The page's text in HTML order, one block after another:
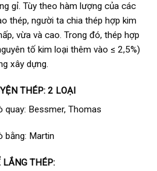
gỉ. Tùy theo hàm lượng của các
thép, người ta chia thép hợp kim
vừa và cao. Trong đó, thép hợp
tố kim loại thêm vào ≤ 2,5%)
xây dựng.
THÉP: 2 LOẠI
quay: Bessmer, Thomas
bằng: Martin
THÉP: